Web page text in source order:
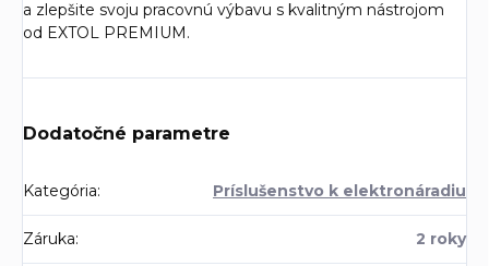
a zlepšite svoju pracovnú výbavu s kvalitným nástrojom
od EXTOL PREMIUM.
Dodatočné parametre
Kategória: Príslušenstvo k elektronáradiu
Záruka: 2 roky